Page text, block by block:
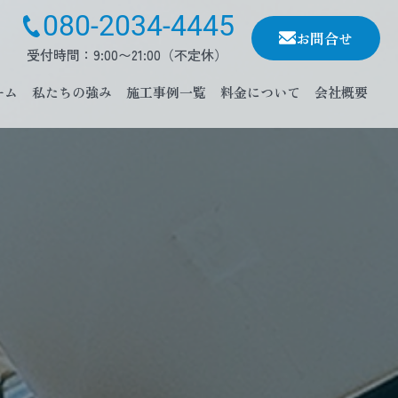
080-2034-4445
受付時間：9:00〜21:00（不定休）
お問合せ
ム 私たちの強み 施工事例一覧 料金について 会社概要